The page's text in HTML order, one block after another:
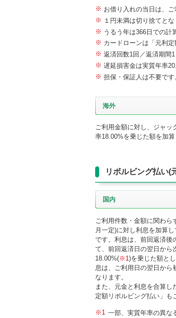
※ お借り入れの当日は、ご
※ １円未満は切り捨てとな
※ うるう年は366日での計
※ カードローンは「元利定
※ 返済回数1回／返済期間1
※ 遅延損害金は実質年率
※ 担保・保証人は不要です
海外
ご利用金額に対し、ジャ
率18.00%を乗じた額を加
リボルビング払い(
国内
ご利用件数・金額に関わ
月一定)に対し利息を加算
です。利息は、前回返済後
て、前回返済日の翌日から
18.00%(※1 )を乗じた額と
息は、ご利用日の翌日から
なります。
また、元金と利息を合算し
定額リボルビング払い」も
※1 一部、実質年率の異な